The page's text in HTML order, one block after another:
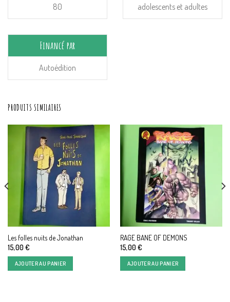
80 adolescents et adultes
Financé par
Autoédition
PRODUITS SIMILAIRES
Les folles nuits de Jonathan
15,00€
AJOUTER AU PANIER
RAGE BANE OF DEMONS
15,00€
AJOUTER AU PANIER